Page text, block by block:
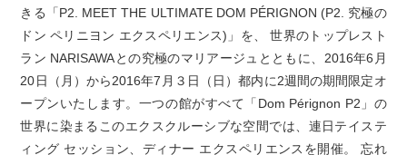
きる「P2. MEET THE ULTIMATE DOM PÉRIGNON (P2. 究極の
ドン ペリニヨン エクスペリエンス)」を、 世界のトップレスト
ラン NARISAWAとの究極のマリアージュとともに、2016年6月
20日（月）から2016年7月３日（日）都内に2週間の期間限定オ
ープンいたします。一つの館がすべて「Dom Pérignon P2」の
世界に染まるこのエクスクルーシブな空間では、連日テイステ
ィング セッション、ディナー エクスペリエンスを開催。 忘れ